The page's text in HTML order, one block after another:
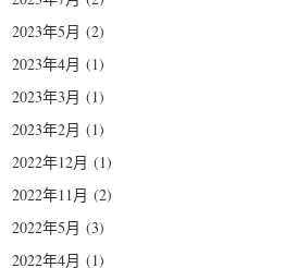
2023年5月 (2)
2023年4月 (1)
2023年3月 (1)
2023年2月 (1)
2022年12月 (1)
2022年11月 (2)
2022年5月 (3)
2022年4月 (1)